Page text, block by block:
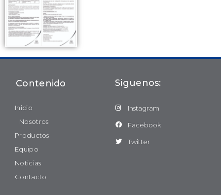
Contenido
Inicio
Nosotros
Productos
Equipo
Noticias
Contacto
Siguenos:
Instagram
Facebook
Twitter